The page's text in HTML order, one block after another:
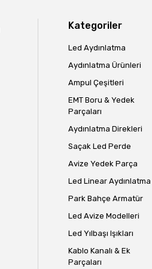
Kategoriler
Led Aydınlatma
Aydınlatma Ürünleri
Ampul Çeşitleri
EMT Boru & Yedek
Parçaları
Aydınlatma Direkleri
Saçak Led Perde
Avize Yedek Parça
Led Linear Aydınlatma
Park Bahçe Armatür
Led Avize Modelleri
Led Yılbaşı Işıkları
Kablo Kanalı & Ek
Parçaları